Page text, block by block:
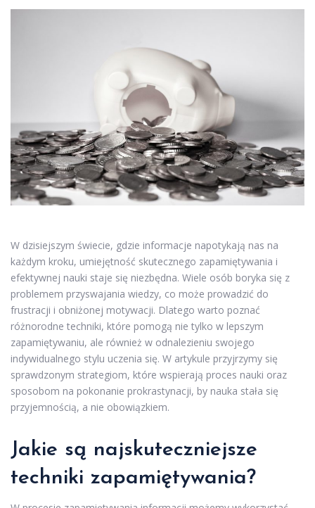
W dzisiejszym świecie, gdzie informacje napotykają nas na
każdym kroku, umiejętność skutecznego zapamiętywania i
efektywnej nauki staje się niezbędna. Wiele osób boryka się z
problemem przyswajania wiedzy, co może prowadzić do
frustracji i obniżonej motywacji. Dlatego warto poznać
różnorodne techniki, które pomogą nie tylko w lepszym
zapamiętywaniu, ale również w odnalezieniu swojego
indywidualnego stylu uczenia się. W artykule przyjrzymy się
sprawdzonym strategiom, które wspierają proces nauki oraz
sposobom na pokonanie prokrastynacji, by nauka stała się
przyjemnością, a nie obowiązkiem.
Jakie są najskuteczniejsze
techniki zapamiętywania?